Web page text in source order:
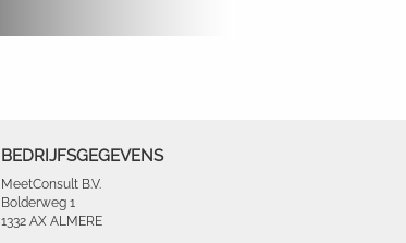
BEDRIJFSGEGEVENS
MeetConsult B.V.
Bolderweg 1
1332 AX ALMERE